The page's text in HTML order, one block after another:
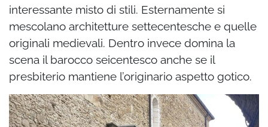
interessante misto di stili. Esternamente si
mescolano architetture settecentesche e quelle
originali medievali. Dentro invece domina la
scena il barocco seicentesco anche se il
presbiterio mantiene l’originario aspetto gotico.